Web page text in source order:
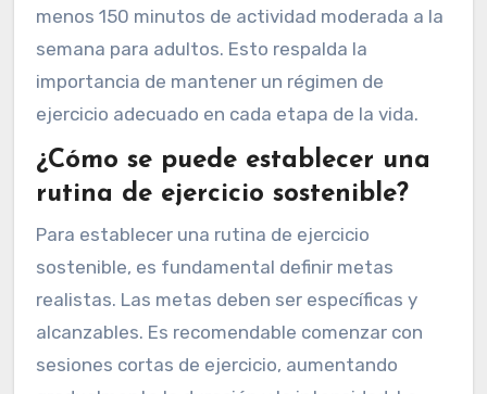
priorizar ejercicios de equilibrio y flexibilidad,
como el yoga y el tai chi. Estos ejercicios
reducen el riesgo de caídas y mejoran la
movilidad.
La American Heart Association sugiere al
menos 150 minutos de actividad moderada a la
semana para adultos. Esto respalda la
importancia de mantener un régimen de
ejercicio adecuado en cada etapa de la vida.
¿Cómo se puede establecer una
rutina de ejercicio sostenible?